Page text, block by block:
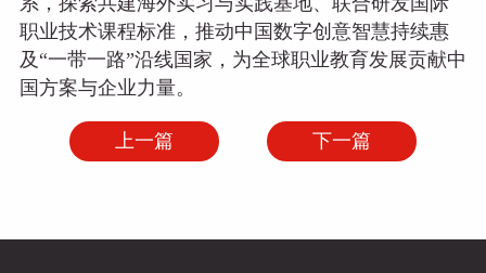
职业技术课程标准，推动中国数字创意智慧持续惠
及“一带一路”沿线国家，为全球职业教育发展贡献中
国方案与企业力量。
上一篇 下一篇